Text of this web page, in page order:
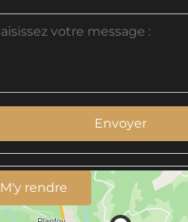
Envoyer
M'y rendre